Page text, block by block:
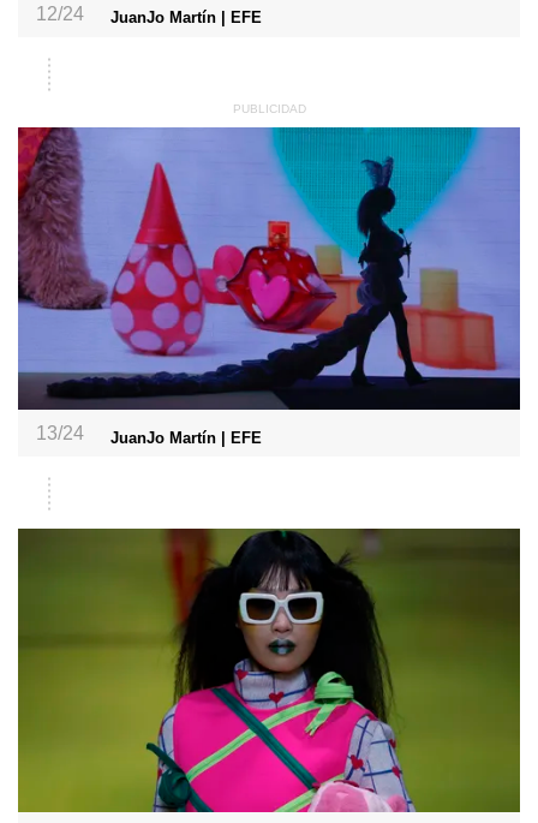
12/24 JuanJo Martín | EFE
13/24 JuanJo Martín | EFE